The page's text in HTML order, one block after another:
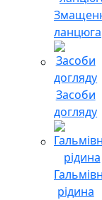
ланцюга
Засоби
догляду
рідина